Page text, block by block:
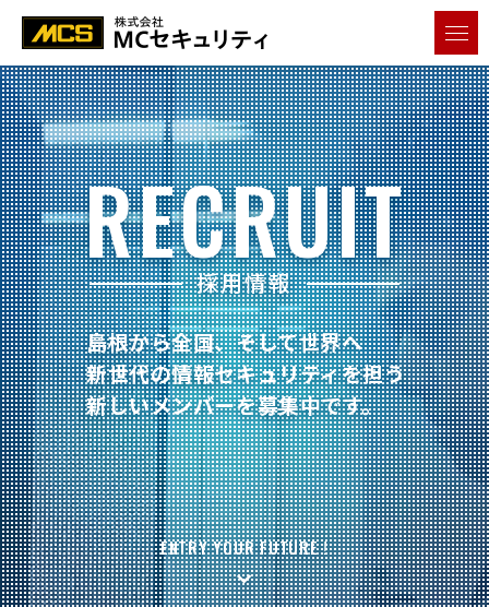
メニ
RECRUIT
採用情報
島根から全国、そして世界へ
新世代の情報セキュリティを担う
新しいメンバーを募集中です。
ENTRY YOUR FUTURE !